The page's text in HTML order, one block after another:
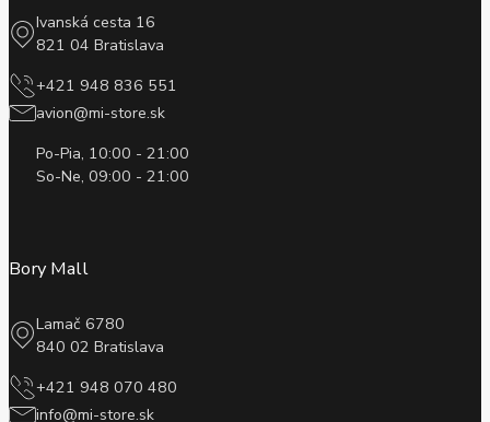
Ivanská cesta 16
821 04 Bratislava
+421 948 836 551
avion@mi-store.sk
Po-Pia, 10:00 - 21:00
So-Ne, 09:00 - 21:00
Bory Mall
Lamač 6780
840 02 Bratislava
+421 948 070 480
info@mi-store.sk